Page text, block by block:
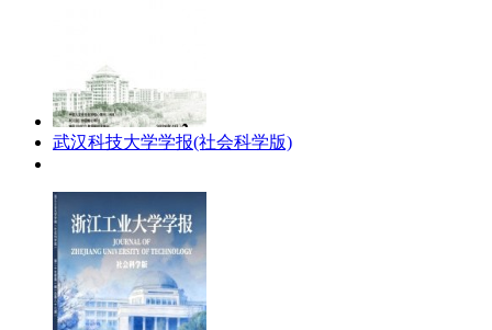
武汉科技大学学报(社会科学版)